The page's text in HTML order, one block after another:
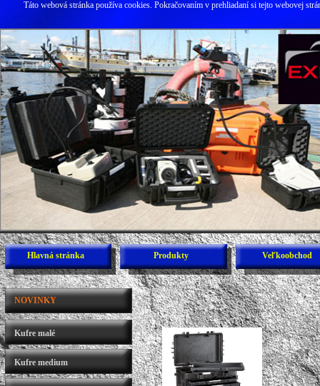
Táto webová stránka používa cookies. Pokračovaním v prehliadaní si tejto webovej
Hlavná stránka Produkty Veľkoobchod
NOVINKY
Kufre malé
Kufre medium
Novinky